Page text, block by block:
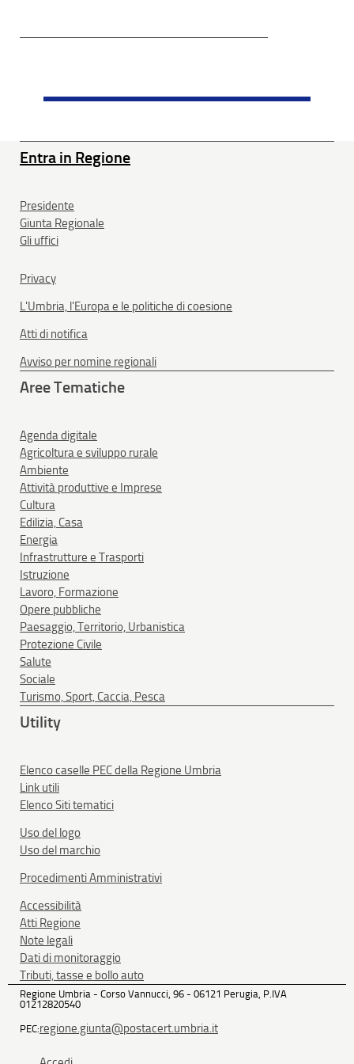
Entra in Regione
Presidente
Giunta Regionale
Gli uffici
Privacy
L'Umbria, l'Europa e le politiche di coesione
Atti di notifica
Avviso per nomine regionali
Aree Tematiche
Agenda digitale
Agricoltura e sviluppo rurale
Ambiente
Attività produttive e Imprese
Cultura
Edilizia, Casa
Energia
Infrastrutture e Trasporti
Istruzione
Lavoro, Formazione
Opere pubbliche
Paesaggio, Territorio, Urbanistica
Protezione Civile
Salute
Sociale
Turismo, Sport, Caccia, Pesca
Utility
Elenco caselle PEC della Regione Umbria
Link utili
Elenco Siti tematici
Uso del logo
Uso del marchio
Procedimenti Amministrativi
Accessibilità
Atti Regione
Note legali
Dati di monitoraggio
Tributi, tasse e bollo auto
Regione Umbria - Corso Vannucci, 96 - 06121 Perugia, P.IVA
01212820540
PEC:regione.giunta@postacert.umbria.it